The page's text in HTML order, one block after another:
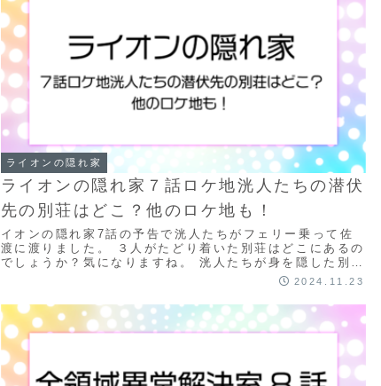
ライオンの隠れ家
ライオンの隠れ家７話ロケ地洸人たちの潜伏
先の別荘はどこ？他のロケ地も！
イオンの隠れ家7話の予告で洸人たちがフェリー乗って佐
渡に渡りました。 ３人がたどり着いた別荘はどこにあるの
でしょうか？気になりますね。 洸人たちが身を隠した別
荘、工藤と天音が行った喫茶店、橘が愛生と行...2024.11.23